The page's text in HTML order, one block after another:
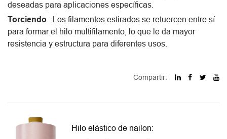
deseadas para aplicaciones específicas.
Torciendo : Los filamentos estirados se retuercen entre sí
para formar el hilo multifilamento, lo que le da mayor
resistencia y estructura para diferentes usos.
Compartir:
Hilo elástico de nailon: